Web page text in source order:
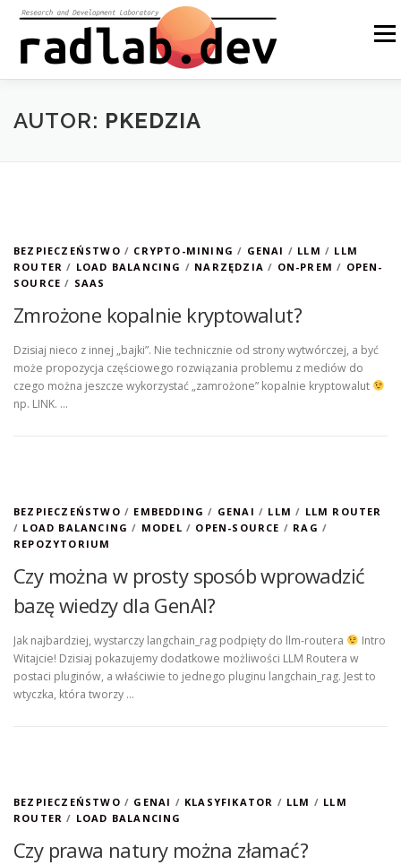
Przejdź
treści
Menu
O NAS NASZE ROZWIĄZANIA
AUTOR: PKEDZIA
BEZPIECZEŃSTWO / CRYPTO-MINING / GENAI / LLM / LLM
ROUTER / LOAD BALANCING / NARZĘDZIA / ON-PREM / OPEN-
SOURCE / SAAS
Zmrożone kopalnie kryptowalut?
Dzisiaj nieco z innej „bajki”. Nie technicznie od strony wytwórczej, a być
może propozycja częściowego rozwiązania problemu z mediów do
czego można jeszcze wykorzystać „zamrożone” kopalnie kryptowalut
np. LINK. …
BEZPIECZEŃSTWO / EMBEDDING / GENAI / LLM / LLM ROUTER
/ LOAD BALANCING / MODEL / OPEN-SOURCE / RAG /
REPOZYTORIUM
Czy można w prosty sposób wprowadzić
bazę wiedzy dla GenAI?
Jak najbardziej, wystarczy langchain_rag podpięty do llm-routera
Intro
Witajcie! Dzisiaj pokazujemy dodatkowe możliwości LLM Routera w
postaci pluginów, a właściwie to jednego pluginu langchain_rag. Jest to
wtyczka, która tworzy …
BEZPIECZEŃSTWO / GENAI / KLASYFIKATOR / LLM / LLM
ROUTER / LOAD BALANCING
Czy prawa natury można złamać?